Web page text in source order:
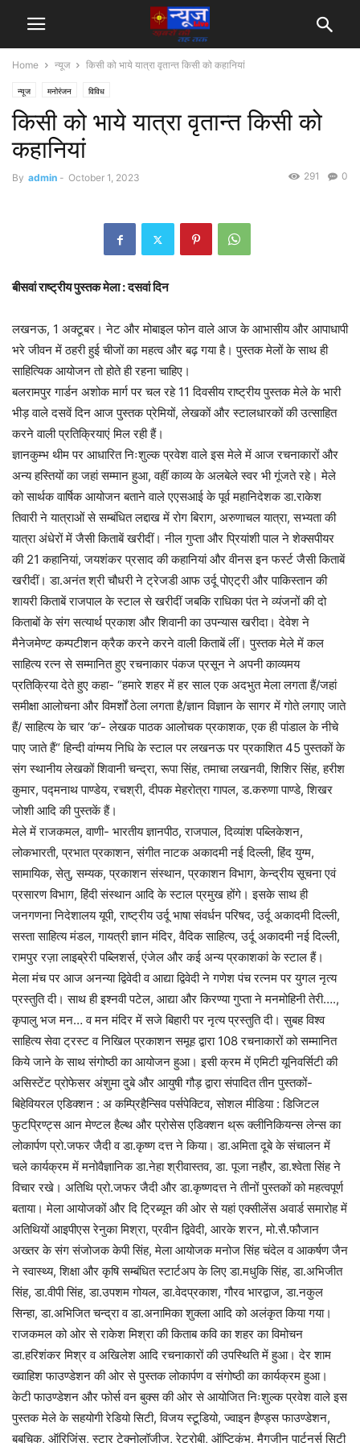
Home न्यूज किसी को भाये यात्रा वृतान्त किसी को कहानियां
न्यूज मनोरंजन विविध
किसी को भाये यात्रा वृतान्त किसी को
कहानियां
By admin - October 1, 2023 0
291
बीसवां राष्ट्रीय पुस्तक मेला : दसवां दिन
लखनऊ, 1 अक्टूबर। नेट और मोबाइल फोन वाले आज के आभासीय और आपाधापी
भरे जीवन में ठहरी हुई चीजों का महत्व और बढ़ गया है। पुस्तक मेलों के साथ ही
साहित्यिक आयोजन तो होते ही रहना चाहिए।
बलरामपुर गार्डन अशोक मार्ग पर चल रहे 11 दिवसीय राष्ट्रीय पुस्तक मेले के भारी
भीड़ वाले दसवें दिन आज पुस्तक प्रेमियों, लेखकों और स्टालधारकों की उत्साहित
करने वाली प्रतिक्रियाएं मिल रही हैं।
ज्ञानकुम्भ थीम पर आधारित निःशुल्क प्रवेश वाले इस मेले में आज रचनाकारों और
अन्य हस्तियों का जहां सम्मान हुआ, वहीं काव्य के अलबेले स्वर भी गूंजते रहे। मेले
को सार्थक वार्षिक आयोजन बताने वाले एएसआई के पूर्व महानिदेशक डा.राकेश
तिवारी ने यात्राओं से सम्बंधित लद्दाख में रोग बिराग, अरुणाचल यात्रा, सभ्यता की
यात्रा अंधेरों में जैसी किताबें खरीदीं। नील गुप्ता और प्रियांशी पाल ने शेक्सपीयर
की 21 कहानियां, जयशंकर प्रसाद की कहानियां और वीनस इन फर्स्ट जैसी किताबें
खरीदीं। डा.अनंत श्री चौधरी ने ट्रेजडी आफ उर्दू पोएट्री और पाकिस्तान की
शायरी किताबें राजपाल के स्टाल से खरीदीं जबकि राधिका पंत ने व्यंजनों की दो
किताबों के संग सत्यार्थ प्रकाश और शिवानी का उपन्यास खरीदा। देवेश ने
मैनेजमेण्ट कम्पटीशन क्रैक करने करने वाली किताबें लीं। पुस्तक मेले में कल
साहित्य रत्न से सम्मानित हुए रचनाकार पंकज प्रसून ने अपनी काव्यमय
प्रतिक्रिया देते हुए कहा- “हमारे शहर में हर साल एक अदभुत मेला लगता हैं/जहां
समीक्षा आलोचना और विमर्शों ठेला लगता है/ज्ञान विज्ञान के सागर में गोते लगाए जाते
हैं/ साहित्य के चार ‘क’- लेखक पाठक आलोचक प्रकाशक, एक ही पांडाल के नीचे
पाए जाते हैं“ हिन्दी वांग्मय निधि के स्टाल पर लखनऊ पर प्रकाशित 45 पुस्तकों के
संग स्थानीय लेखकों शिवानी चन्द्रा, रूपा सिंह, तमाचा लखनवी, शिशिर सिंह, हरीश
कुमार, पद्मनाथ पाण्डेय, रचश्री, दीपक मेहरोत्रा गापल, ड.करुणा पाण्डे, शिखर
जोशी आदि की पुस्तकें हैं।
मेले में राजकमल, वाणी- भारतीय ज्ञानपीठ, राजपाल, दिव्यांश पब्लिकेशन,
लोकभारती, प्रभात प्रकाशन, संगीत नाटक अकादमी नई दिल्ली, हिंद युग्म,
सामायिक, सेतु, सम्यक, प्रकाशन संस्थान, प्रकाशन विभाग, केन्द्रीय सूचना एवं
प्रसारण विभाग, हिंदी संस्थान आदि के स्टाल प्रमुख होंगे। इसके साथ ही
जनगणना निदेशालय यूपी, राष्ट्रीय उर्दू भाषा संवर्धन परिषद, उर्दू अकादमी दिल्ली,
सस्ता साहित्य मंडल, गायत्री ज्ञान मंदिर, वैदिक साहित्य, उर्दू अकादमी नई दिल्ली,
रामपुर रज़ा लाइब्रेरी पब्लिशर्स, एंजेल और कई अन्य प्रकाशकां के स्टाल हैं।
मेला मंच पर आज अनन्या द्विवेदी व आद्या द्विवेदी ने गणेश पंच रत्नम पर युगल नृत्य
प्रस्तुति दी। साथ ही इश्नवी पटेल, आद्या और किरण्या गुप्ता ने मनमोहिनी तेरी….,
कृपालु भज मन… व मन मंदिर में सजे बिहारी पर नृत्य प्रस्तुति दी। सुबह विश्व
साहित्य सेवा ट्रस्ट व निखिल प्रकाशन समूह द्वारा 108 रचनाकारों को सम्मानित
किये जाने के साथ संगोष्ठी का आयोजन हुआ। इसी क्रम में एमिटी यूनिवर्सिटी की
असिस्टेंट प्रोफेसर अंशुमा दुबे और आयुषी गौड़ द्वारा संपादित तीन पुस्तकों-
बिहेवियरल एडिक्शन : अ कम्प्रिहैन्सिव पर्सपेक्टिव, सोशल मीडिया : डिजिटल
फुटप्रिण्ट्स आन मेण्टल हैल्थ और प्रोसेस एडिक्शन थ्रू क्लीनिकियन्स लेन्स का
लोकार्पण प्रो.जफर जैदी व डा.कृष्ण दत्त ने किया। डा.अमिता दूबे के संचालन में
चले कार्यक्रम में मनोवैज्ञानिक डा.नेहा श्रीवास्तव, डा. पूजा नहौर, डा.श्वेता सिंह ने
विचार रखे। अतिथि प्रो.जफर जैदी और डा.कृष्णदत्त ने तीनों पुस्तकों को महत्वपूर्ण
बताया। मेला आयोजकों और दि ट्रिब्यून की ओर से यहां एक्सीलेंस अवार्ड समारोह में
अतिथियों आइपीएस रेनुका मिश्रा, प्रवीन द्विवेदी, आरके शरन, मो.सै.फौजान
अख्तर के संग संजोजक केपी सिंह, मेला आयोजक मनोज सिंह चंदेल व आकर्षण जैन
ने स्वास्थ्य, शिक्षा और कृषि सम्बंधित स्टार्टअप के लिए डा.मधुकि सिंह, डा.अभिजीत
सिंह, डा.वीपी सिंह, डा.उपशम गोयल, डा.वेदप्रकाश, गौरव भारद्वाज, डा.नकुल
सिन्हा, डा.अभिजित चन्द्रा व डा.अनामिका शुक्ला आदि को अलंकृत किया गया।
राजकमल को ओर से राकेश मिश्रा की किताब कवि का शहर का विमोचन
डा.हरिशंकर मिश्र व अखिलेश आदि रचनाकारों की उपस्थिति में हुआ। देर शाम
ख्वाहिश फाउण्डेशन की ओर से पुस्तक लोकार्पण व संगोष्ठी का कार्यक्रम हुआ।
केटी फाउण्डेशन और फोर्स वन बुक्स की ओर से आयोजित निःशुल्क प्रवेश वाले इस
पुस्तक मेले के सहयोगी रेडियो सिटी, विजय स्टूडियो, ज्वाइन हैण्ड्स फाउण्डेशन,
बुबचिक, ऑरिजिंस, स्टार टेक्नोलॉजीज, रेट्रोबी, ऑप्टिकुंभ, मैगजीन पार्टनर्स सिटी